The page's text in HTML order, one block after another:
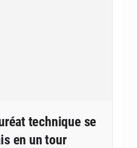
technique se
en un tour